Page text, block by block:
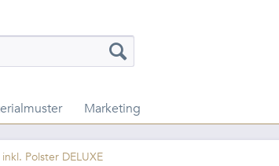
Marketing
Polster DELUXE